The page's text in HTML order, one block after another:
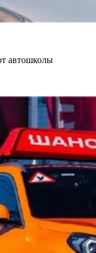
автошколы